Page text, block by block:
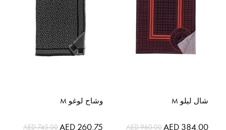
شال ليلو M
السعر
AED 384.00
AED 960.00
وشاح لوغو M
السعر
AED 260.75
AED 745.00